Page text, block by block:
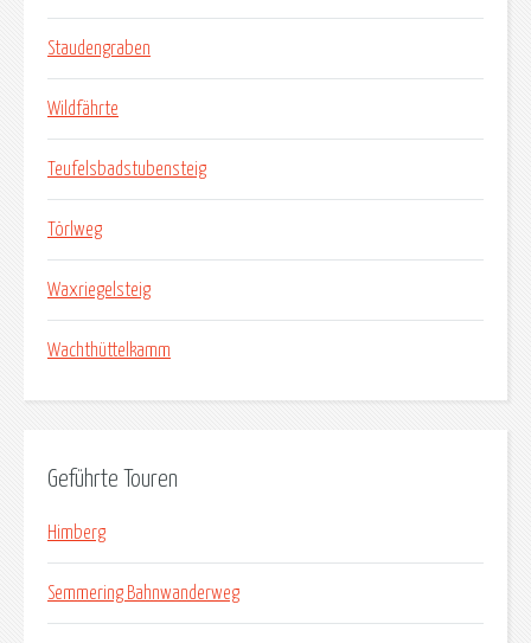
Staudengraben
Wildfährte
Teufelsbadstubensteig
Törlweg
Waxriegelsteig
Wachthüttelkamm
Geführte Touren
Himberg
Semmering Bahnwanderweg